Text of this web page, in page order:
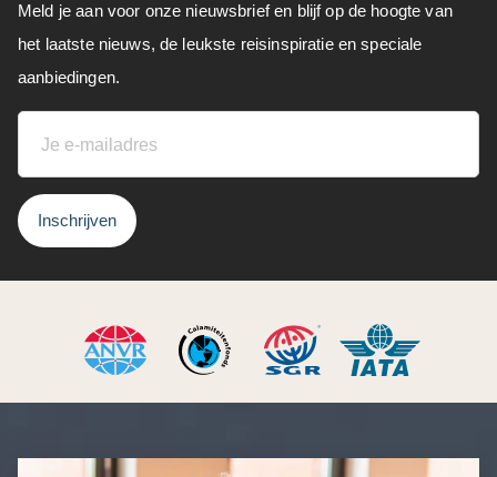
Meld je aan voor onze nieuwsbrief en blijf op de hoogte van
het laatste nieuws, de leukste reisinspiratie en speciale
aanbiedingen.
Inschrijven